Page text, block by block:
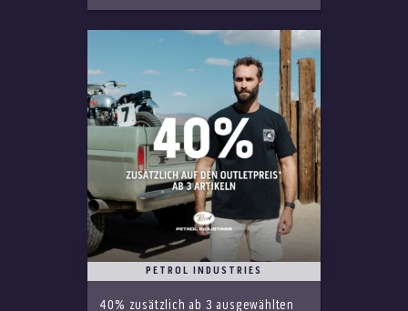
PETROL INDUSTRIES
40% zusätzlich ab 3 ausgewählten